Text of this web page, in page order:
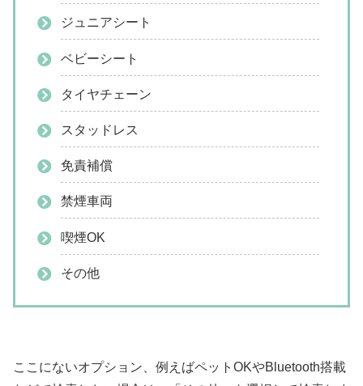
ジュニアシート
ベビーシート
タイヤチェーン
スタッドレス
免責補償
禁煙車両
喫煙OK
その他
ここにないオプション、例えばペットOKやBluetooth搭載